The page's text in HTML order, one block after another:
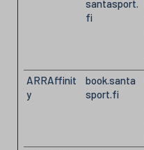
santasport.
fi
ARRAffinit
y
book.santa
sport.fi